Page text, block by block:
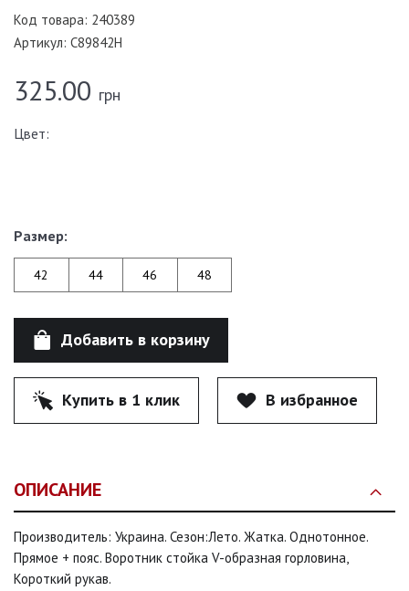
Код товара: 240389
Артикул: C89842Н
325.00 грн
Цвет:
Размер:
42 44 46 48
Добавить в корзину
Купить в 1 клик В избранное
ОПИСАНИЕ
Производитель: Украина. Сезон:Лето. Жатка. Однотонное.
Прямое + пояс. Воротник стойка V-образная горловина,
Короткий рукав.